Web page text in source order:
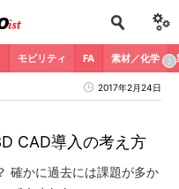
モビリティ FA 素材／化学
2017年2月24日
CAD導入の考え方
確かに過去には課題が多か